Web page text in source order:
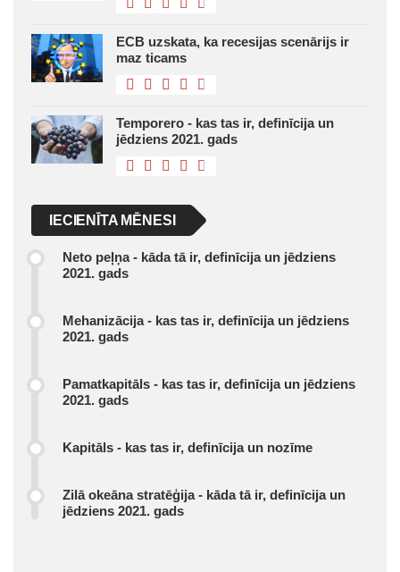
ECB uzskata, ka recesijas scenārijs ir
maz ticams
Temporero - kas tas ir, definīcija un
jēdziens 2021. gads
IECIENĪTA MĒNESI
Neto peļņa - kāda tā ir, definīcija un jēdziens
2021. gads
Mehanizācija - kas tas ir, definīcija un jēdziens
2021. gads
Pamatkapitāls - kas tas ir, definīcija un jēdziens
2021. gads
Kapitāls - kas tas ir, definīcija un nozīme
Zilā okeāna stratēģija - kāda tā ir, definīcija un
jēdziens 2021. gads